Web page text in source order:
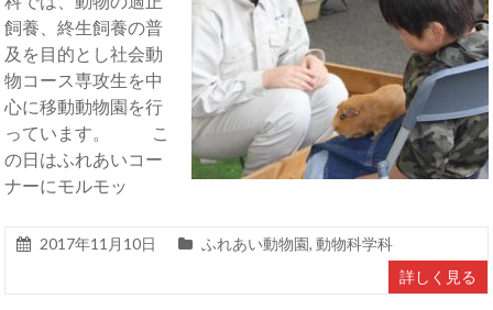
飼養、終生飼養の普
及を目的とし社会動
物コース専攻生を中
心に移動動物園を行
っています。 こ
の日はふれあいコー
ナーにモルモッ
2017年11月10日 ふれあい動物園,動物科学科
詳しく見る